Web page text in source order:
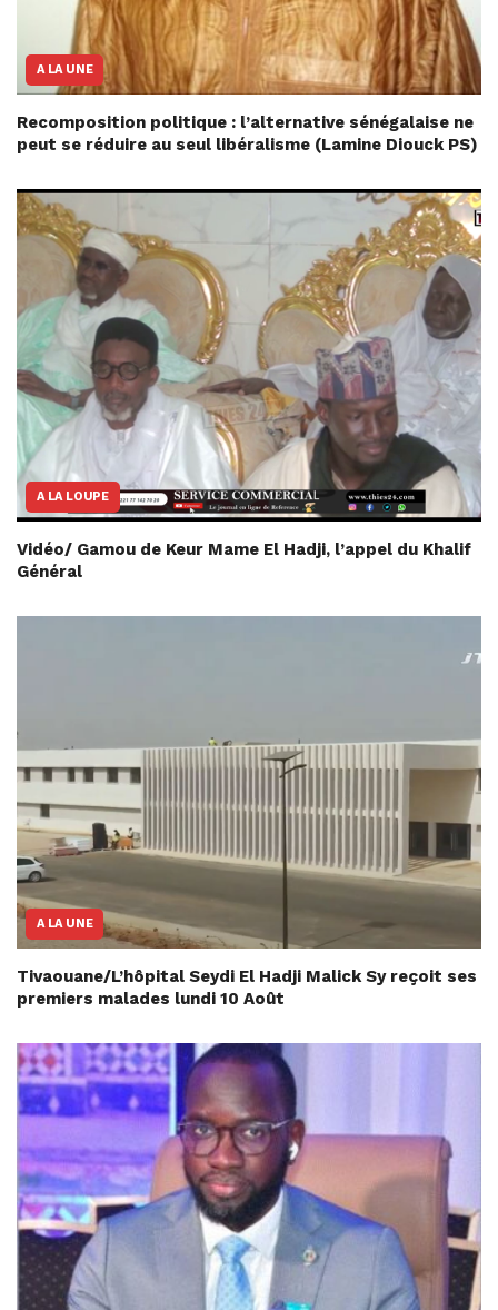
A LA UNE
Recomposition politique : l’alternative sénégalaise ne
peut se réduire au seul libéralisme (Lamine Diouck PS)
A LA LOUPE
Vidéo/ Gamou de Keur Mame El Hadji, l’appel du Khalif
Général
A LA UNE
Tivaouane/L’hôpital Seydi El Hadji Malick Sy reçoit ses
premiers malades lundi 10 Août